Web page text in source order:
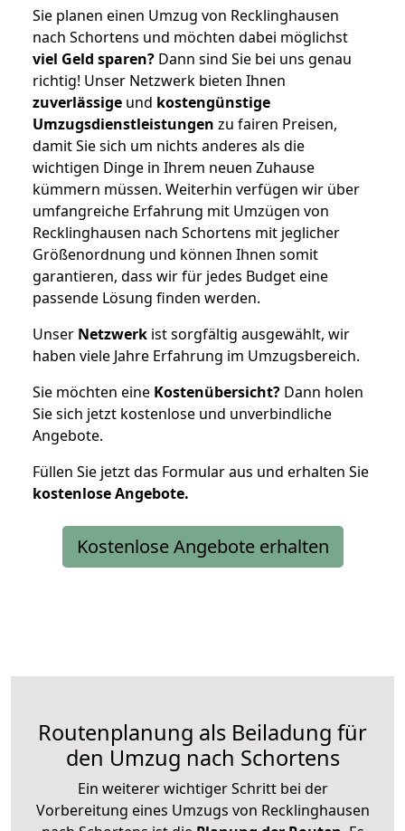
Sie planen einen Umzug von Recklinghausen
nach Schortens und möchten dabei möglichst
viel Geld sparen? Dann sind Sie bei uns genau
richtig! Unser Netzwerk bieten Ihnen
zuverlässige und kostengünstige
Umzugsdienstleistungen zu fairen Preisen,
damit Sie sich um nichts anderes als die
wichtigen Dinge in Ihrem neuen Zuhause
kümmern müssen. Weiterhin verfügen wir über
umfangreiche Erfahrung mit Umzügen von
Recklinghausen nach Schortens mit jeglicher
Größenordnung und können Ihnen somit
garantieren, dass wir für jedes Budget eine
passende Lösung finden werden.
Unser Netzwerk ist sorgfältig ausgewählt, wir
haben viele Jahre Erfahrung im Umzugsbereich.
Sie möchten eine Kostenübersicht? Dann holen
Sie sich jetzt kostenlose und unverbindliche
Angebote.
Füllen Sie jetzt das Formular aus und erhalten Sie
kostenloseAngebote.
Kostenlose Angebote erhalten
Routenplanung als Beiladung für
den Umzug nach Schortens
Ein weiterer wichtiger Schritt bei der
Vorbereitung eines Umzugs von Recklinghausen